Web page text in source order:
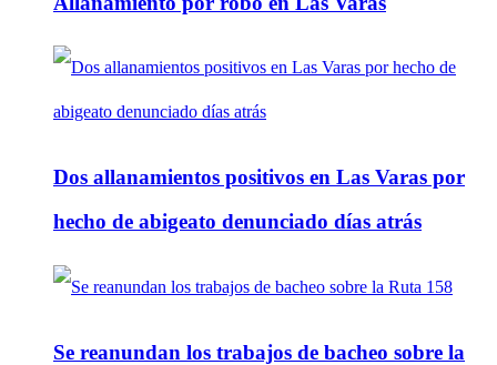
Dos allanamientos positivos en Las Varas por
hecho de abigeato denunciado días atrás
Se reanundan los trabajos de bacheo sobre la